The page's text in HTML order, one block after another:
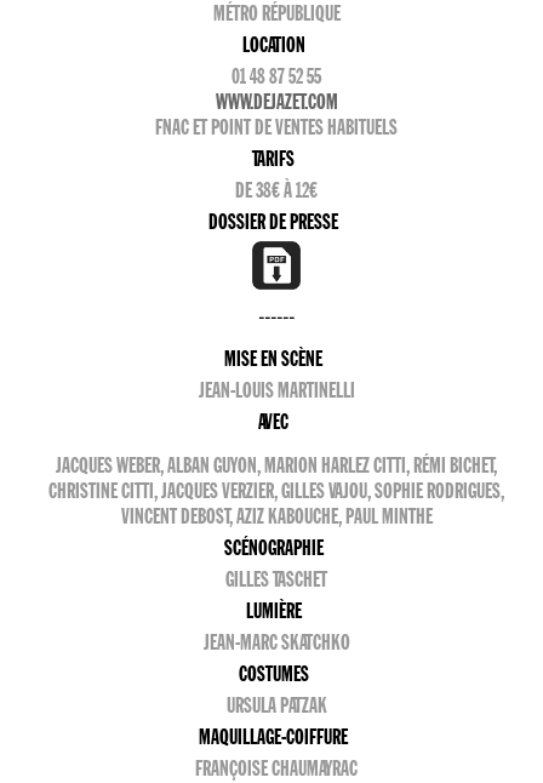
MÉTRO RÉPUBLIQUE
LOCATION
01 48 87 52 55
WWW.DEJAZET.COM
FNAC ET POINT DE VENTES HABITUELS
TARIFS
DE 38€ À 12€
DOSSIER DE PRESSE
------
MISE EN SCÈNE
JEAN-LOUIS MARTINELLI
AVEC
JACQUES WEBER, ALBAN GUYON, MARION HARLEZ CITTI, RÉMI BICHET,
CHRISTINE CITTI, JACQUES VERZIER, GILLES VAJOU, SOPHIE RODRIGUES,
VINCENT DEBOST, AZIZ KABOUCHE, PAUL MINTHE
SCÉNOGRAPHIE
GILLES TASCHET
LUMIÈRE
JEAN-MARC SKATCHKO
COSTUMES
URSULA PATZAK
MAQUILLAGE-COIFFURE
FRANÇOISE CHAUMAYRAC